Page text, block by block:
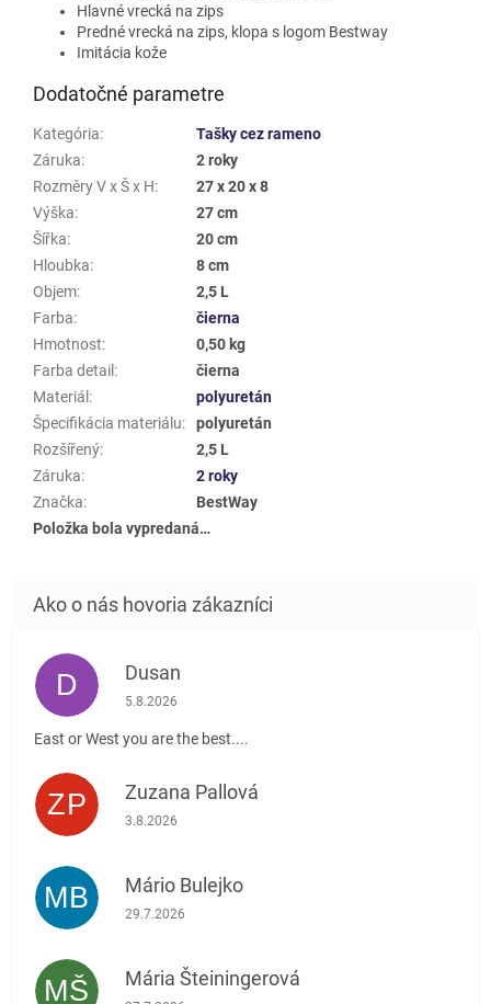
Hlavné vrecká na zips
Predné vrecká na zips, klopa s logom Bestway
Imitácia kože
Dodatočné parametre
Kategória:
Tašky cez rameno
Záruka:
2 roky
Rozměry V x Š x H:
27 x 20 x 8
Výška:
27 cm
Šířka:
20 cm
Hloubka:
8 cm
Objem:
2,5 L
Farba:
čierna
Hmotnost:
0,50 kg
Farba detail :
čierna
Materiál :
polyuretán
Špecifikácia materiálu:
polyuretán
Rozšířený:
2,5 L
Záruka:
2 roky
Značka:
BestWay
Položka bola vypredaná…
D Dusan
Hodnotenie obchodu je 5 z 5 hviezdičiek.
5.8.2026
East or West you are the best....
ZP Zuzana Pallová
Hodnotenie obchodu je 5 z 5 hviezdičiek.
3.8.2026
MB Mário Bulejko
Hodnotenie obchodu je 5 z 5 hviezdičiek.
29.7.2026
MŠ Mária Šteiningerová